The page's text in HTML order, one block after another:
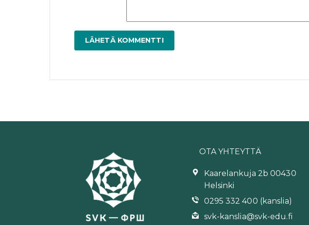
OTA YHTEYTTÄ
Kaarelankuja 2b 00430
Helsinki
0295 332 400 (kanslia)
svk-kanslia@svk-edu.fi